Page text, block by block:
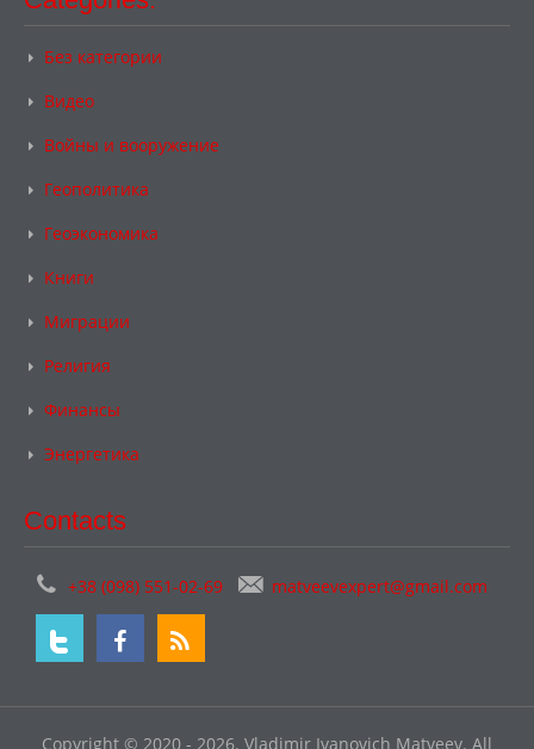
Без категории
Видео
Войны и вооружение
Геополитика
Геоэкономика
Книги
Миграции
Религия
Финансы
Энергетика
Contacts
+38 (098) 551-02-69 matveevexpert@gmail.com
Copyright © 2020 - 2026. Vladimir Ivanovich Matveev. All